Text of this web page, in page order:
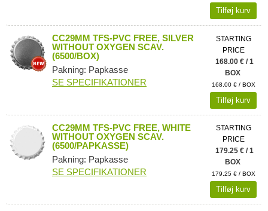
Tilføj kurv
CC29MM TFS-PVC FREE, SILVER
WITHOUT OXYGEN SCAV.
(6500/BOX)
Pakning: Papkasse
SE SPECIFIKATIONER
STARTING
PRICE
168.00 € / 1
BOX
168.00 € / BOX
Tilføj kurv
CC29MM TFS-PVC FREE, WHITE
WITHOUT OXYGEN SCAV.
(6500/PAPKASSE)
Pakning: Papkasse
SE SPECIFIKATIONER
STARTING
PRICE
179.25 € / 1
BOX
179.25 € / BOX
Tilføj kurv